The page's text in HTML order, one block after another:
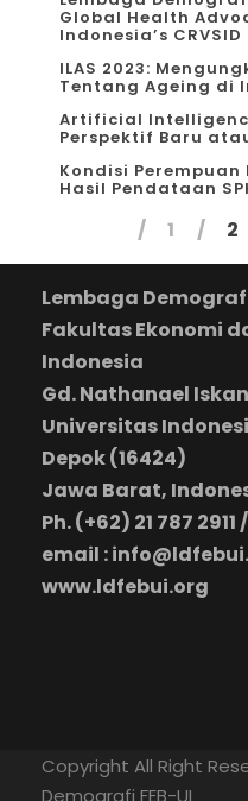
Global Health
Indonesia’s
ILAS 2023:
Tentang Ageing di
Artificial
Perspektif Baru
Kondisi
Hasil Pendataan
1 2
Lembaga
Fakultas Ekonomi
Indonesia
Gd. Nathanael
Universitas
Depok (16424)
Jawa Barat,
Ph. (+62) 21 787
email :
www.ldfebui.org
Copyright All Right
Demografi FEB-UI